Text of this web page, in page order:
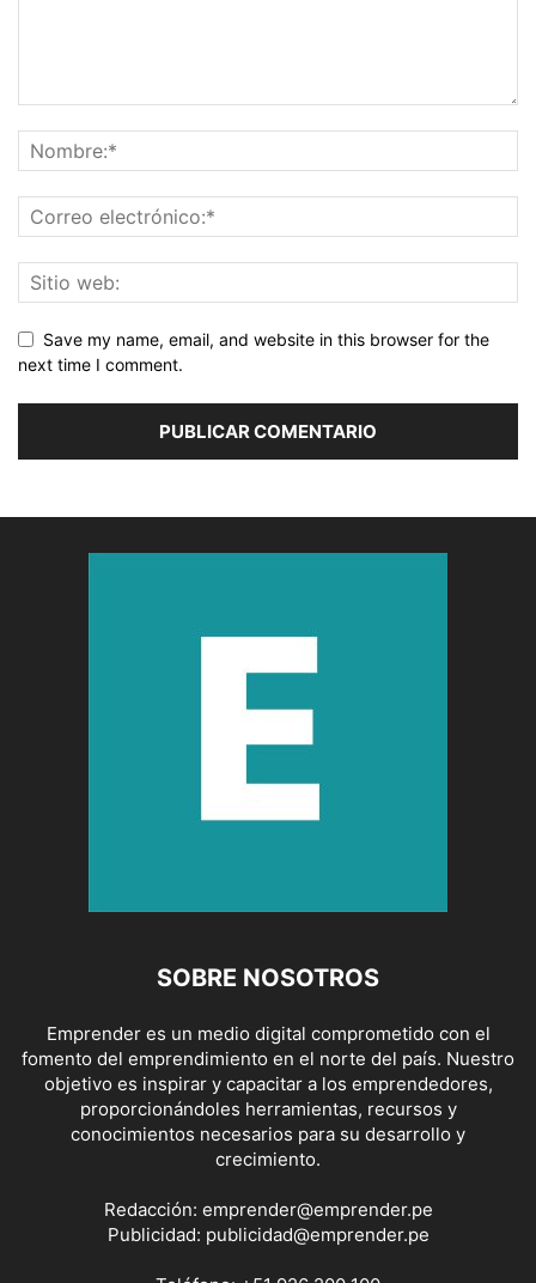
Save my name, email, and website in this browser for the
next time I comment.
SOBRE NOSOTROS
Emprender es un medio digital comprometido con el
fomento del emprendimiento en el norte del país. Nuestro
objetivo es inspirar y capacitar a los emprendedores,
proporcionándoles herramientas, recursos y
conocimientos necesarios para su desarrollo y
crecimiento.
Redacción: emprender@emprender.pe
Publicidad: publicidad@emprender.pe